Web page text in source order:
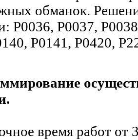
обманок.
P0036, P0037,
P0141, P0420,
время работ от